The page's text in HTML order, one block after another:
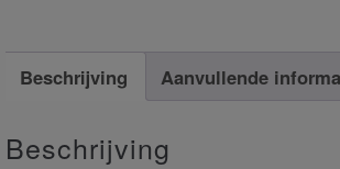
Beschrijving Aanvullende
Beschrijving